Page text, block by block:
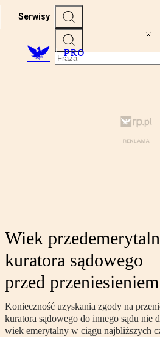
Serwisy
PRO
Wiek
kuratora sądowego
przed przeniesieniem
Konieczność uzyskania zgody na
kuratora sądowego do innego sądu nie
wiek emerytalny w ciągu najbliższych